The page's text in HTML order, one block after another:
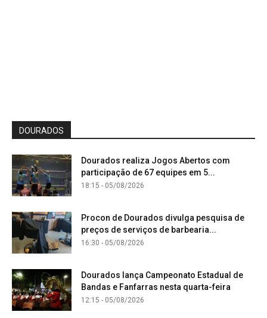
DOURADOS
Dourados realiza Jogos Abertos com
participação de 67 equipes em 5...
18:15 - 05/08/2026
Procon de Dourados divulga pesquisa de
preços de serviços de barbearia...
16:30 - 05/08/2026
Dourados lança Campeonato Estadual de
Bandas e Fanfarras nesta quarta-feira
12:15 - 05/08/2026